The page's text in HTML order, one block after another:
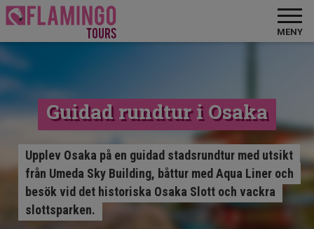
MENY
Guidad rundtur i Osaka
Upplev Osaka på en guidad stadsrundtur med utsikt
från Umeda Sky Building, båttur med Aqua Liner och
besök vid det historiska Osaka Slott och vackra
slottsparken.